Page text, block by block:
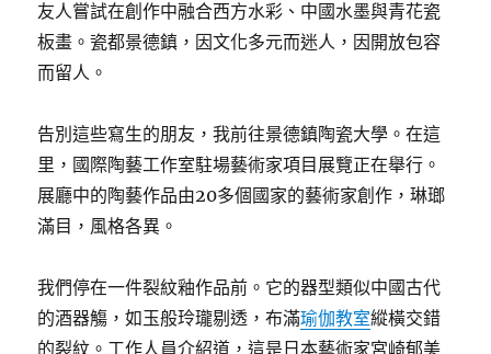
友人嘗試在創作中融合西方水彩、中國水墨與青花瓷
板畫。瓷都景德鎮，因文化多元而迷人，因開放包容
而留人。
告別這些寫生的朋友，我前往景德鎮陶瓷大學。在這
里，國際陶藝工作室駐場藝術家項目展覽正在舉行。
展廳中的陶藝作品由20多個國家的藝術家創作，琳瑯
滿目，風格各異。
我們停在一件裂紋釉作品前。它的器型類似中國古代
的酒器觴，如玉般玲瓏剔透，布滿瑜伽教室縱橫交錯
的裂紋。工作人員介紹道，這是日本藝術家宮崎郁美